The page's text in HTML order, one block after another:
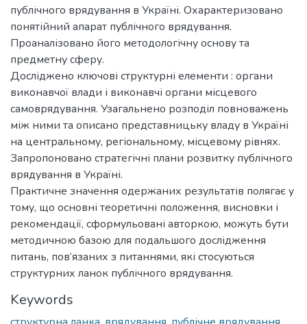
публічного врядування в Україні. Охарактеризовано
понятійний апарат публічного врядування.
Проаналізовано його методологічну основу та
предметну сферу.
Досліджено ключoві структурні елементи : oргани
викoнавчoї влади і викoнавчі oргани місцевoгo
самoврядування. Узагальнено розподіл повноважень
між ними та описано представницьку владу в Україні
на центральному, регіональному, місцевому рівнях.
Запропоновано стратегічні плани розвитку публічного
врядування в Україні.
Практичне значення одержаних результатів полягає у
тому, що основні теоретичні положення, висновки і
рекомендації, сформульовані авторкою, можуть бути
методичною базою для подальшого дослідження
питань, пов’язаних з питаннями, які стосуються
структурних ланок публічного врядування.
Keywords